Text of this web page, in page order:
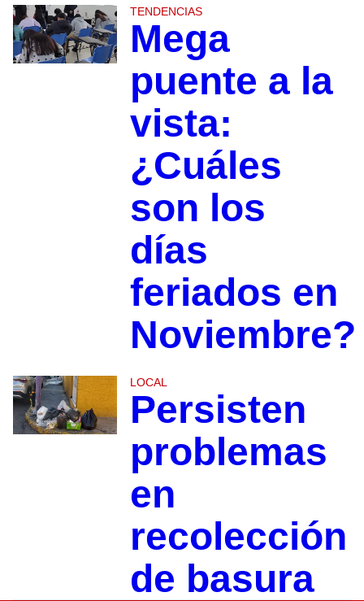
TENDENCIAS
Mega
puente a la
vista:
¿Cuáles
son los
días
feriados en
Noviembre?
LOCAL
Persisten
problemas
en
recolección
de basura